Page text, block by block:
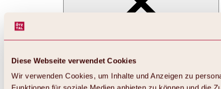
Diese Webseite verwendet Cookies
Wir verwenden Cookies, um Inhalte und Anzeigen zu